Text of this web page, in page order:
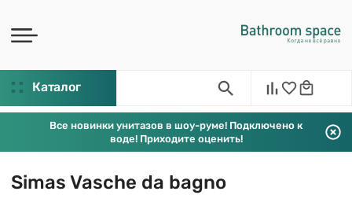
Каталог
Все новинки унитазов в шоу-руме! Подключено к
воде! Приходите оценить!
Simas Vasche da bagno